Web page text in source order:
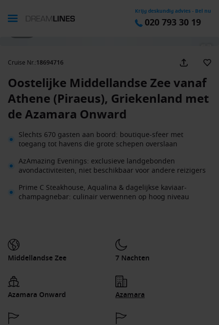
Krijg deskundig advies - Bel nu
020 793 30 19
Cruise Nr.:18694716
Oostelijke Middellandse Zee vanaf
Athene (Piraeus), Griekenland met
de Azamara Onward
Slechts 670 gasten aan boord: boutique-sfeer met
toegang tot havens die grote schepen overslaan
AzAmazing Evenings: exclusieve landgebonden
avondactiviteiten, niet beschikbaar voor andere reizigers
Prime C Steakhouse, Aqualina & dagelijkse kaviaar-
champagnebar: culinair verwennen op hoog niveau
Middellandse Zee 7 Nachten
Azamara Onward Azamara